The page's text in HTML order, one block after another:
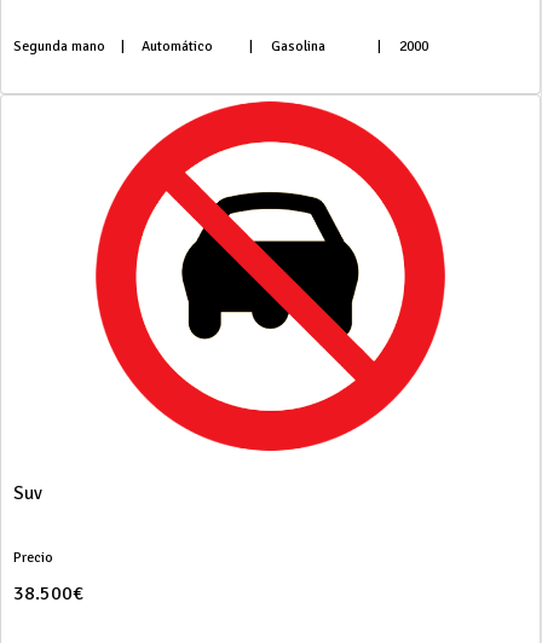
Segunda mano Automático Gasolina 2000
Suv
Precio
38.500€